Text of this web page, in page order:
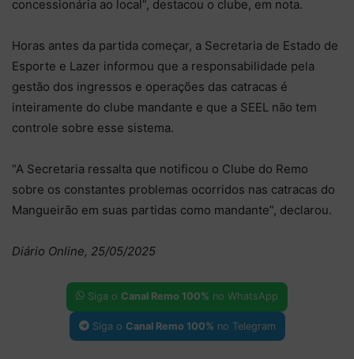
concessionária ao local”, destacou o clube, em nota.
Horas antes da partida começar, a Secretaria de Estado de
Esporte e Lazer informou que a responsabilidade pela
gestão dos ingressos e operações das catracas é
inteiramente do clube mandante e que a SEEL não tem
controle sobre esse sistema.
“A Secretaria ressalta que notificou o Clube do Remo
sobre os constantes problemas ocorridos nas catracas do
Mangueirão em suas partidas como mandante”, declarou.
Diário Online, 25/05/2025
Siga o Canal Remo 100% no WhatsApp
Siga o Canal Remo 100% no Telegram